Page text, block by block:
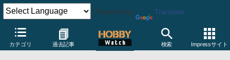
Powered by Translate
カテゴリ 過去記事 検索 Impressサイト